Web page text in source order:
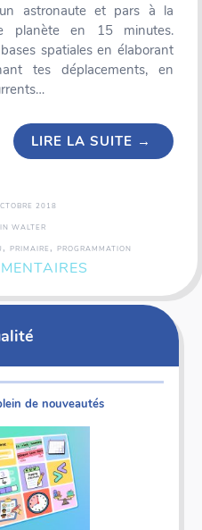
astronaute et pars à la
planète en 15 minutes.
spatiales en élaborant
tes déplacements, en
LIRE LA SUITE →
2018
WALTER
, PRIMAIRE , PROGRAMMATION
de nouveautés